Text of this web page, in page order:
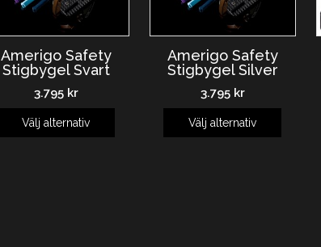
Amerigo Safety
Stigbygel Svart
3.795 kr
Välj alternativ
Amerigo Safety
Stigbygel Silver
3.795 kr
Välj alternativ